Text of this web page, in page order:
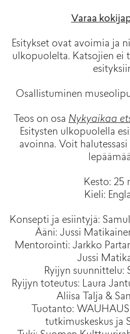
Varaa
Esitykset ovat avoimia ja
ulkopuolelta. Katsojien ei
Osallistuminen
Teos on osa Nykyaikaa
Esitysten ulkopuolella
avoinna. Voit halutessasi
Kesto: 25
Kieli:
Konsepti ja esiintyjä:
Ääni: Jussi
Mentorointi: Jarkko
Jussi
Ryijyn suunnittelu:
Ryijyn toteutus: Laura
Aliisa Talja &
Tuotanto:
tutkimuskeskus ja